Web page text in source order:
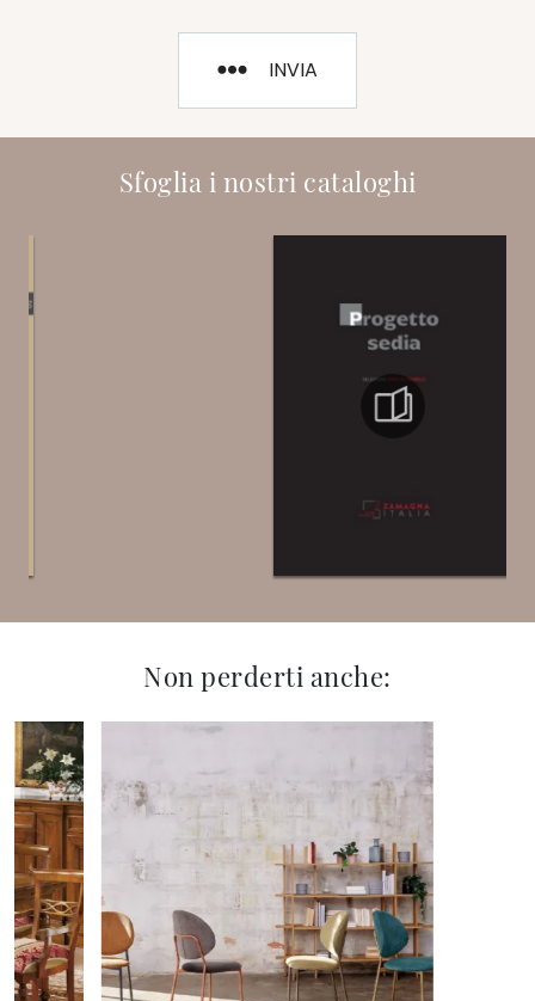
Sfoglia i nostri cataloghi
INVIA
Non perderti anche: